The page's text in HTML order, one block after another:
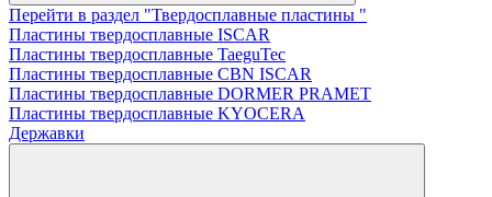
Перейти в раздел "Твердосплавные пластины "
Пластины твердосплавные ISCAR
Пластины твердосплавные TaeguTec
Пластины твердосплавные CBN ISCAR
Пластины твердосплавные DORMER PRAMET
Пластины твердосплавные KYOCERA
Державки